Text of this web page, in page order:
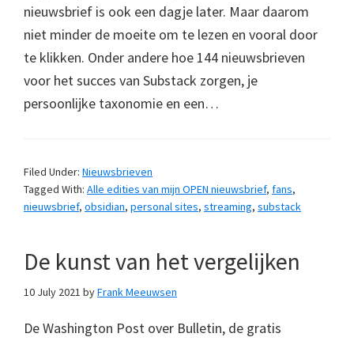
nieuwsbrief is ook een dagje later. Maar daarom
niet minder de moeite om te lezen en vooral door
te klikken. Onder andere hoe 144 nieuwsbrieven
voor het succes van Substack zorgen, je
persoonlijke taxonomie en een…
Filed Under: Nieuwsbrieven
Tagged With: Alle edities van mijn OPEN nieuwsbrief, fans,
nieuwsbrief, obsidian, personal sites, streaming, substack
De kunst van het vergelijken
10 July 2021 byFrank Meeuwsen
De Washington Post over Bulletin, de gratis